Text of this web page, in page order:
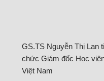
GS.TS Nguyễn Thị Lan
chức Giám đốc Học
Việt Nam